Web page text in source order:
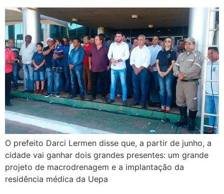
O prefeito Darci Lermen disse que, a partir de junho, a
cidade vai ganhar dois grandes presentes: um grande
projeto de macrodrenagem e a implantação da
residência médica da Uepa